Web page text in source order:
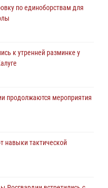
по единоборствам для
к утренней разминке у
продолжаются мероприятия
навыки тактической